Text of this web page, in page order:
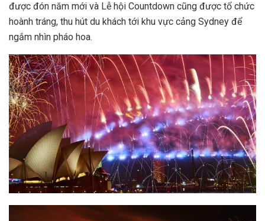
được đón năm mới và Lễ hội Countdown cũng được tổ chức
hoành tráng, thu hút du khách tới khu vực cảng Sydney để
ngắm nhìn pháo hoa.